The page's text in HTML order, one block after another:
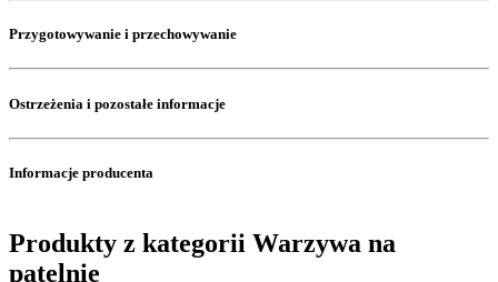
Przygotowywanie i przechowywanie
Ostrzeżenia i pozostałe informacje
Informacje producenta
Produkty z kategorii Warzywa na
patelnię